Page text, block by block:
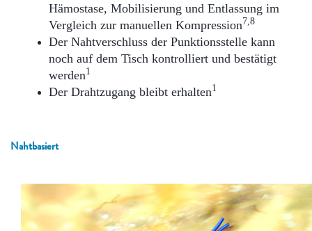
Hämostase, Mobilisierung und Entlassung im
Vergleich zur manuellen Kompression7,8
Der Nahtverschluss der Punktionsstelle kann
noch auf dem Tisch kontrolliert und bestätigt
werden1
Der Drahtzugang bleibt erhalten1
Nahtbasiert